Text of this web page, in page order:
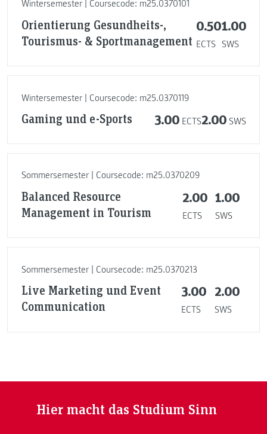
Wintersemester | Coursecode: m25.0370101
Orientierung Gesundheits-,
Tourismus- & Sportmanagement
0.50
ECTS
1.00
SWS
Wintersemester | Coursecode: m25.0370119
Gaming und e-Sports 3.00 ECTS2.00 SWS
Sommersemester | Coursecode: m25.0370209
Balanced Resource
Management in Tourism
2.00
ECTS
1.00
SWS
Sommersemester | Coursecode: m25.0370213
Live Marketing und Event
Communication
3.00
ECTS
2.00
SWS
Hier macht das Studium Sinn